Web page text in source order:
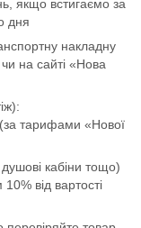
якщо встигаємо за
дня
накладну
на сайті «Нова
(за тарифами «Нової
кабіни тощо)
від вартості